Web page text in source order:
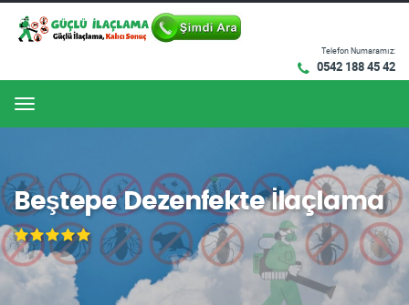
Telefon Numaramız:
0542 188 45 42
Menu
Beştepe Dezenfekte İlaçlama